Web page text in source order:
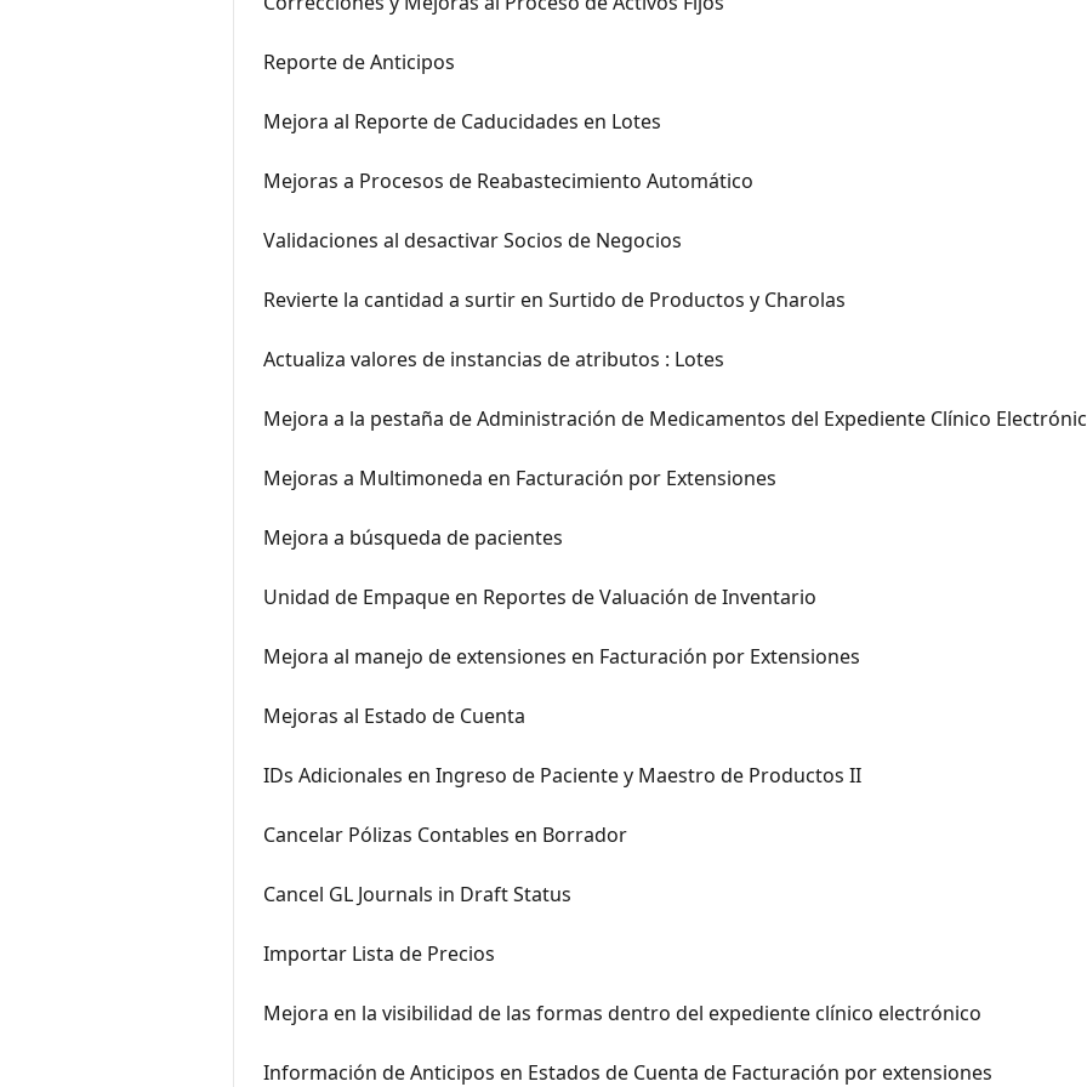
Reporte de Anticipos
Mejora al Reporte de Caducidades en Lotes
Mejoras a Procesos de Reabastecimiento Automático
Validaciones al desactivar Socios de Negocios
Revierte la cantidad a surtir en Surtido de Productos y Charolas
Actualiza valores de instancias de atributos : Lotes
Mejora a la pestaña de Administración de Medicamentos del Expediente Clínico
Mejoras a Multimoneda en Facturación por Extensiones
Mejora a búsqueda de pacientes
Unidad de Empaque en Reportes de Valuación de Inventario
Mejora al manejo de extensiones en Facturación por Extensiones
Mejoras al Estado de Cuenta
IDs Adicionales en Ingreso de Paciente y Maestro de Productos II
Cancelar Pólizas Contables en Borrador
Cancel GL Journals in Draft Status
Importar Lista de Precios
Mejora en la visibilidad de las formas dentro del expediente clínico electrónico
Información de Anticipos en Estados de Cuenta de Facturación por extensiones